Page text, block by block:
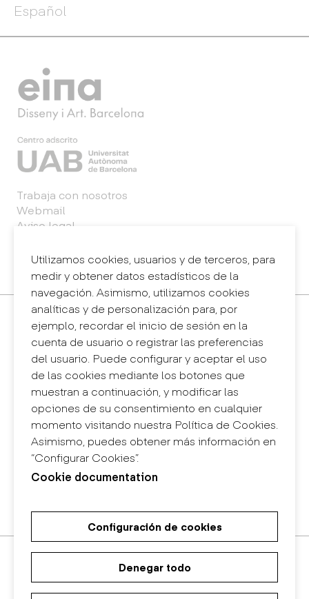
Español
Utilizamos cookies, usuarios y de terceros, para
medir y obtener datos estadísticos de la
navegación. Asimismo, utilizamos cookies
analíticas y de personalización para, por
ejemplo, recordar el inicio de sesión en la
cuenta de usuario o registrar las preferencias
del usuario. Puede configurar y aceptar el uso
de las cookies mediante los botones que
muestran a continuación, y modificar las
opciones de su consentimiento en cualquier
momento visitando nuestra Política de Cookies.
Asimismo, puedes obtener más información en
“Configurar Cookies”.
Cookie documentation
Configuración de cookies
Denegar todo
Trabaja con nosotros
Webmail
Aviso legal
Sistema interno de información (canal de
denuncias)
Contacto
+34 932 030 923
info@eina.cat
Eina Sentmenat
Passeig Santa Eulàlia, 25
08017 Barcelona
+34 672 31 86 57
Eina Bosc
Carrer del Bosc, 2
+34 675 78 48 03